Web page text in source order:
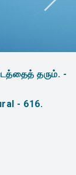
தரும். -
- 616.